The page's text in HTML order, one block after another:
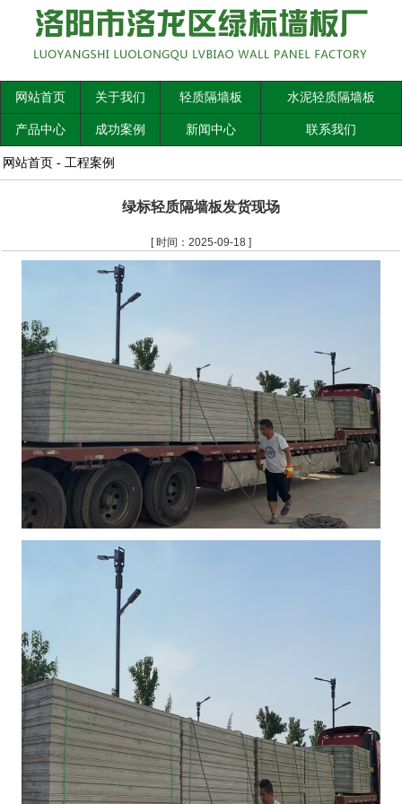
网站首页 关于我们 轻质隔墙板 水泥轻质隔墙板
产品中心 成功案例 新闻中心 联系我们
网站首页 - 工程案例
绿标轻质隔墙板发货现场
[ 时间：2025-09-18 ]